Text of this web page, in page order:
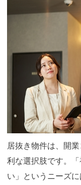
居抜き物件は、開
利な選択肢です。
い」というニーズ